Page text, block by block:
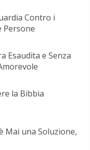
Contro i
Persone
Esaudita e Senza
la Bibbia
Mai una Soluzione,